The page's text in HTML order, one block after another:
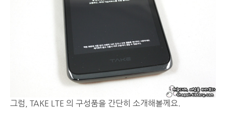
그럼, TAKE LTE 의 구성품을 간단히 소개해볼께요.